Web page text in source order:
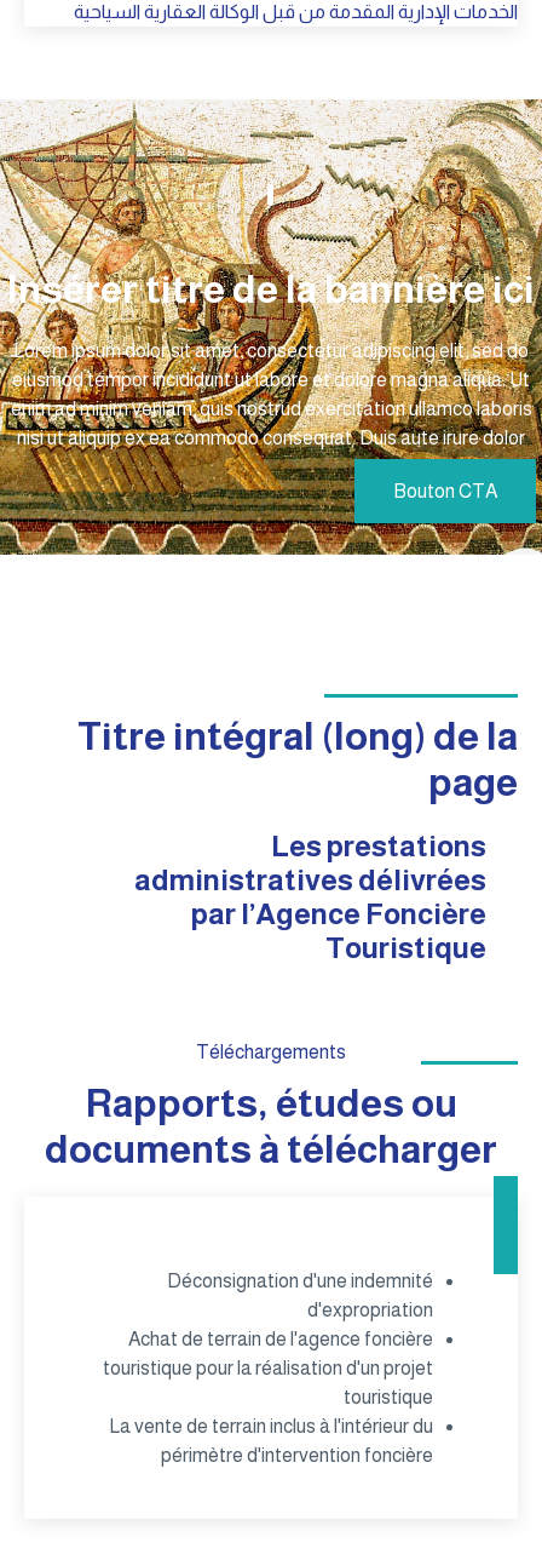
الخدمات الإدارية المقدمة من قبل الوكالة العقارية السياحية
Insérer titre de la bannière ici
Lorem ipsum dolor sit amet, consectetur adipiscing elit, sed do
eiusmod tempor incididunt ut labore et dolore magna aliqua. Ut
enim ad minim veniam, quis nostrud exercitation ullamco laboris
nisi ut aliquip ex ea commodo consequat. Duis aute irure dolor
Bouton CTA
Titre intégral (long) de la
page
Les prestations
administratives délivrées
par l’Agence Foncière
Touristique
Téléchargements
Rapports, études ou
documents à télécharger
Déconsignation d'une indemnité
d'expropriation
Achat de terrain de l'agence foncière
touristique pour la réalisation d'un projet
touristique
La vente de terrain inclus à l'intérieur du
périmètre d'intervention foncière